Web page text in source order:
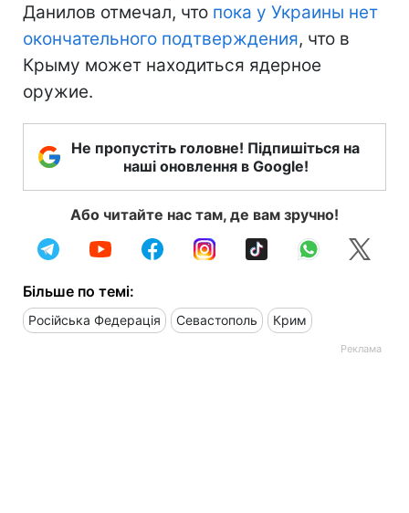
Данилов отмечал, что пока у Украины нет
окончательного подтверждения, что в
Крыму может находиться ядерное
оружие.
Не пропустіть головне! Підпишіться на
наші оновлення в Google!
Або читайте нас там, де вам зручно!
Більше по темі:
Російська Федерація Севастополь Крим